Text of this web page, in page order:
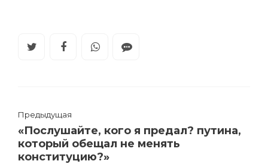
Предыдущая
«Послушайте, кого я предал? путина,
который обещал не менять
конституцию?»